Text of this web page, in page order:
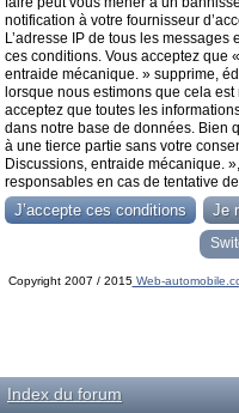
notification à votre fournisseur
L’adresse IP de tous les
ces conditions. Vous acceptez que
entraide mécanique. » supprime,
lorsque nous estimons que cela
acceptez que toutes les
dans notre base de données. Bien
à une tierce partie sans votre
Discussions, entraide mécanique.
responsables en cas de tentative
Copyright 2007 / 2015Web-
Index du forum